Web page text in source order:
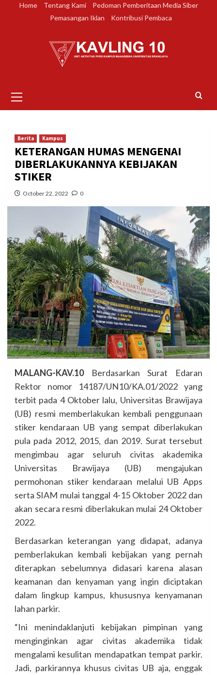
Home Tentang Kami
Pedoman Pemberitaan Media Siber
Pemasangan Iklan
Kontribusi Pembaca
Menu
Berita Kampus
KETERANGAN HUMAS MENGENAI
DIBERLAKUKANNYA KEBIJAKAN
STIKER
October 22, 2022 0
MALANG-KAV.10
Berdasarkan Surat Edaran
Rektor nomor 14187/UN10/KA.01/2022 yang
terbit pada 4 Oktober lalu, Universitas Brawijaya
(UB) resmi memberlakukan kembali penggunaan
stiker kendaraan UB yang sempat diberlakukan
pula pada 2012, 2015, dan 2019. Surat tersebut
mengimbau agar seluruh civitas akademika
Universitas Brawijaya (UB) mengajukan
permohonan stiker kendaraan melalui UB Apps
serta SIAM mulai tanggal 4-15 Oktober 2022 dan
akan secara resmi diberlakukan mulai 24 Oktober
2022.
Berdasarkan keterangan yang didapat, adanya
pemberlakukan kembali kebijakan yang pernah
diterapkan sebelumnya didasari karena alasan
keamanan dan kenyaman yang ingin diciptakan
dalam lingkup kampus, khususnya kenyamanan
lahan parkir.
“Ini menindaklanjuti kebijakan pimpinan yang
menginginkan agar civitas akademika tidak
mengalami kesulitan mendapatkan tempat parkir.
Jadi, parkirannya khusus civitas UB aja, enggak